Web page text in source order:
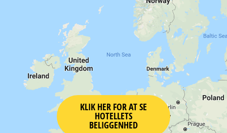
KLIK HER FOR AT SE
HOTELLETS
BELIGGENHED